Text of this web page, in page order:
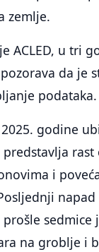
zemlje.
ACLED, u tri
da je
podataka.
godine
i
na groblje i